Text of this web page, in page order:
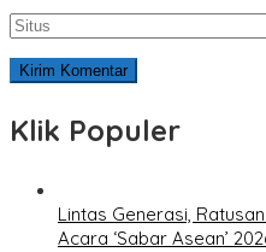
Klik Populer
Lintas Generasi,
Acara ‘Sabar Asean’